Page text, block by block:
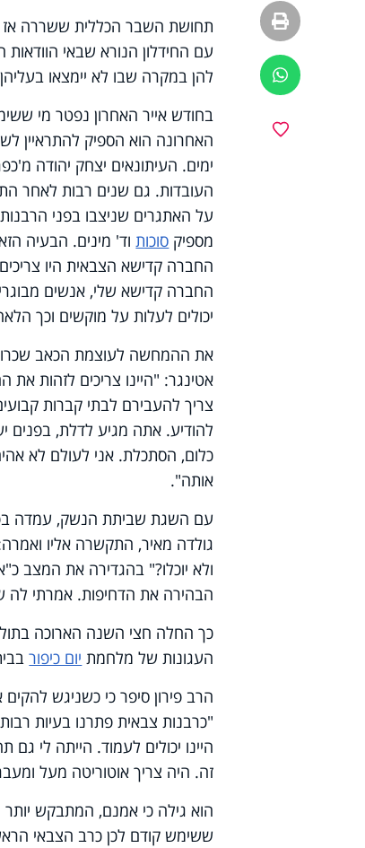
הדפסה
ווטסאפ
תחושת השבר הכללית ששררה אז
עם החידלון הנורא שבאי
להן במקרה שבו לא יימצאו
בחודש אייר האחרון נפטר מי
האחרונה הוא הספיק להתראיין
ימים. העיתונאים יצחק יהודה
העובדות. גם שנים רבות לאחר
על האתגרים שניצבו בפני
מספיק סוכותוד' מינים. הבעיה
החברה קדישא הצבאית היו
החברה קדישא שלי, אנשים
יכולים לעלות על מוקשים וכך
את ההמחשה לעוצמת הכאב שכרוך
אטינגר: "היינו צריכים לזהות
צריך להעבירם לבתי קברות
להודיע. אתה מגיע לדלת, בפנים
כלום, הסתכלת. אני לעולם לא
אותה".
עם השגת שביתת הנשק, עמדה
גולדה מאיר, התקשרה אליו
ולא יוכלו?" בהגדירה את המצב
הבהירה את הדחיפות. אמרתי לה
כך החלה חצי השנה הארוכה
העגונות של מלחמת יום כיפור
הרב פירון סיפר כי כשניגש להקים
"כרבנות צבאית פתרנו בעיות
היינו יכולים לעמוד. הייתה לי
זה. היה צריך אוטוריטה מעל
הוא גילה כי אמנם, המתבקש
ששימש קודם לכן כרב הצבאי